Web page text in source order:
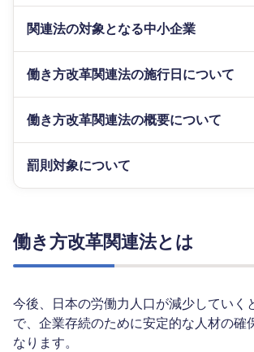
関連法の対象となる中小企業
働き方改革関連法の施行日について
働き方改革関連法の概要について
罰則対象について
働き方改革関連法とは
今後、日本の労働力人口が減少していく
で、企業存続のために安定的な人材の確
なります。